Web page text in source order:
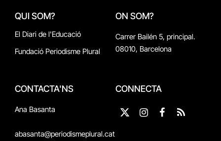
QUI SOM?
El Diari de l'Educació
Fundació Periodisme Plural
ON SOM?
Carrer Bailén 5, principal.
08010, Barcelona
CONTACTA'NS
Ana Basanta
abasanta@periodismeplural.cat
CONNECTA
X
InstagramFacebook
RSS